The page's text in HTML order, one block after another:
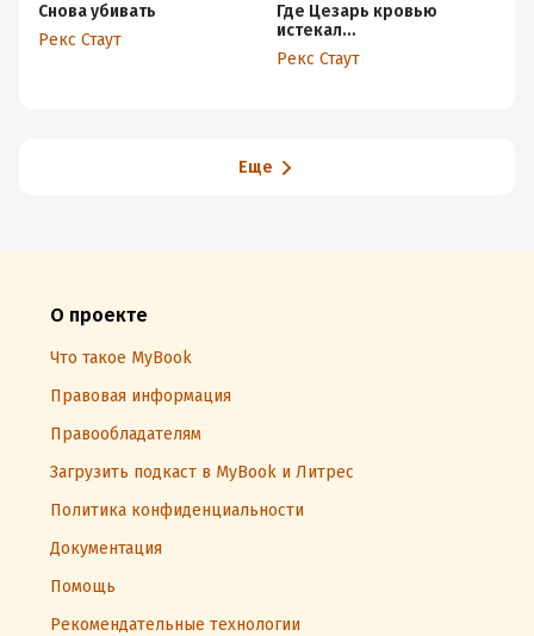
Снова убивать
Рекс Стаут
Где Цезарь кровью
истекал…
Рекс Стаут
Еще
О проекте
Что такое MyBook
Правовая информация
Правообладателям
Загрузить подкаст в MyBook и Литрес
Политика конфиденциальности
Документация
Помощь
Рекомендательные технологии